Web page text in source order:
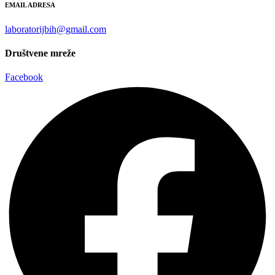
EMAIL ADRESA
laboratorijbih@gmail.com
Društvene mreže
Facebook